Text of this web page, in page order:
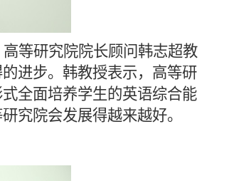
等研究院院长顾问韩志超教
进步。韩教授表示，高等研
全面培养学生的英语综合能
究院会发展得越来越好。